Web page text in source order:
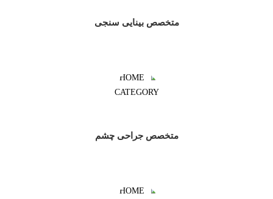
متخصص بینایی سنجی
متخصص جراحی چشم